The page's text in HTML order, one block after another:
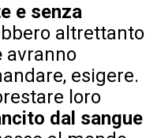
e senza
altrettanto
avranno
esigere.
loro
dal sangue